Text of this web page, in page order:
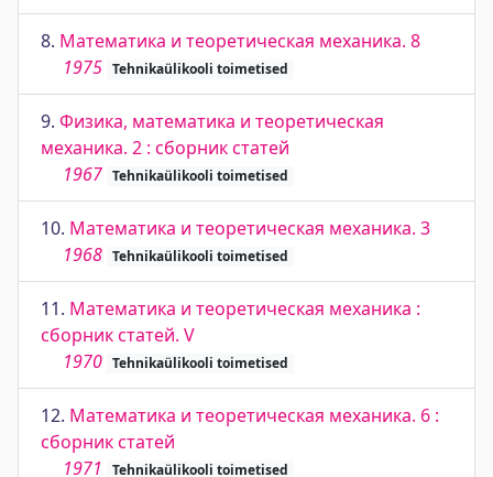
8. Математика и теоретическая механика. 8
1975 Tehnikaülikooli toimetised
9. Физика, математика и теоретическая
механика. 2 : сборник статей
1967 Tehnikaülikooli toimetised
10. Математика и теоретическая механика. 3
1968 Tehnikaülikooli toimetised
11. Математика и теоретическая механика :
сборник статей. V
1970 Tehnikaülikooli toimetised
12. Математика и теоретическая механика. 6 :
сборник статей
1971
Tehnikaülikooli toimetised